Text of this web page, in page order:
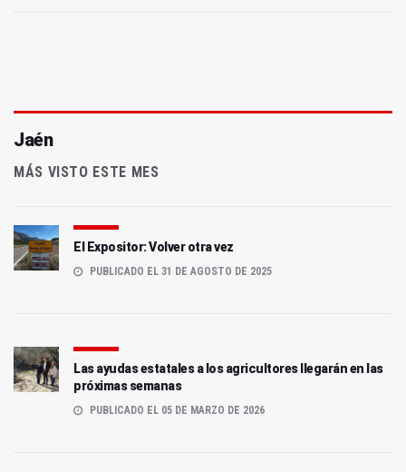
Jaén
MÁS VISTO ESTE MES
El Expositor: Volver otra vez
PUBLICADO EL 31 DE AGOSTO DE 2025
Las ayudas estatales a los agricultores llegarán en las
próximas semanas
PUBLICADO EL 05 DE MARZO DE 2026